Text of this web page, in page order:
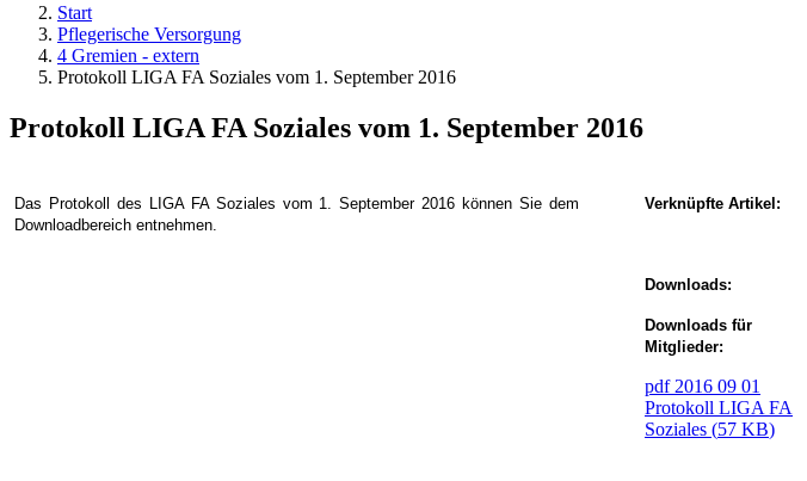
Start
Pflegerische Versorgung
4 Gremien - extern
Protokoll LIGA FA Soziales vom 1. September 2016
Protokoll LIGA FA Soziales vom 1. September 2016
Das Protokoll des LIGA FA Soziales vom 1. September 2016 können Sie dem
Downloadbereich entnehmen.
Verknüpfte Artikel:
Downloads:
Downloads für
Mitglieder:
pdf2016 09 01
Protokoll LIGA FA
Soziales (57 KB)